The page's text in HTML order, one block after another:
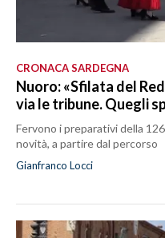
CRONACA SARDEGNA
Nuoro: «Sfilata del
via le tribune. Quegli
Fervono i preparativi della
novità, a partire dal percorso
Gianfranco Locci